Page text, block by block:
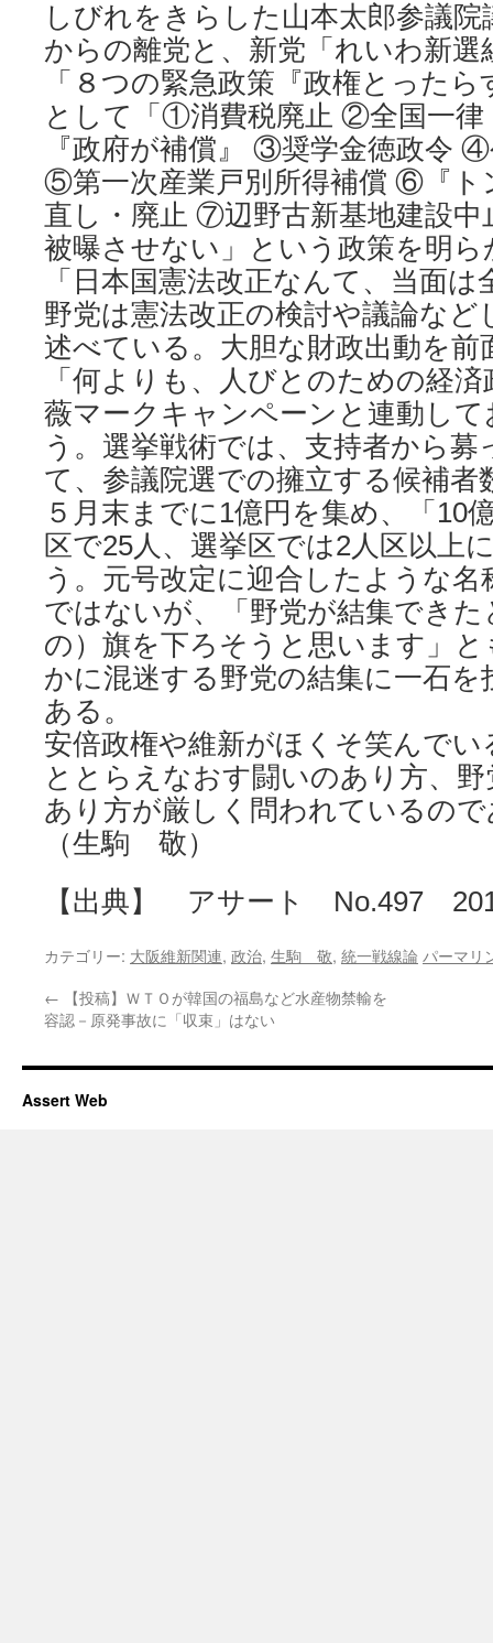
しびれをきらした山本太郎参議院
からの離党と、新党「れいわ新選
「８つの緊急政策『政権とった
として「①消費税廃止 ②全国一律
『政府が補償』 ③奨学金徳政令
⑤第一次産業戸別所得補償 ⑥『ト
直し・廃止 ⑦辺野古新基地建設
被曝させない」という政策を明
「日本国憲法改正なんて、当面
野党は憲法改正の検討や議論な
述べている。大胆な財政出動を
「何よりも、人びとのための経
薇マークキャンペーンと連動し
う。選挙戦術では、支持者から募
て、参議院選での擁立する候補者
５月末までに1億円を集め、「10
区で25人、選挙区では2人区以上
う。元号改定に迎合したような
ではないが、「野党が結集でき
の）旗を下ろそうと思います」
かに混迷する野党の結集に一石
ある。
安倍政権や維新がほくそ笑んで
ととらえなおす闘いのあり方、
あり方が厳しく問われているの
（生駒 敬）
【出典】 アサート No.497
カテゴリー: 大阪維新関連, 政治, 生駒 敬, 統一戦線論 パーマリ
← 【投稿】ＷＴＯが韓国の福島など水産物禁輸を
容認－原発事故に「収束」はない
Assert Web